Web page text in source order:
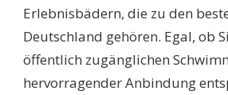
Erlebnisbädern, die zu den
Deutschland gehören. Egal, ob
öffentlich zugänglichen
hervorragender Anbindung